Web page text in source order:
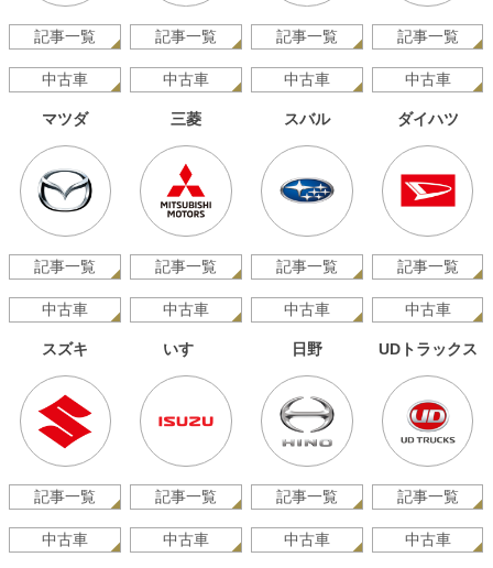
記事一覧
中古車
記事一覧
中古車
記事一覧
中古車
記事一覧
中古車
マツダ
記事一覧
中古車
三菱
記事一覧
中古車
スバル
記事一覧
中古車
ダイハツ
記事一覧
中古車
スズキ
記事一覧
中古車
いすゞ
記事一覧
中古車
日野
記事一覧
中古車
UDトラックス
記事一覧
中古車